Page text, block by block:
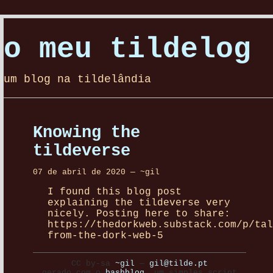
o meu tildelog
um blog na tildelândia
Knowing the
tildeverse
07 de abril de 2020 — ~gil
I found this blog post
explaining the tildeverse very
nicely. Posting here to share:
https://thedorkweb.substack.com/p/
from-the-dork-web-5
CC by-sa ~gil — gil@tilde.pt